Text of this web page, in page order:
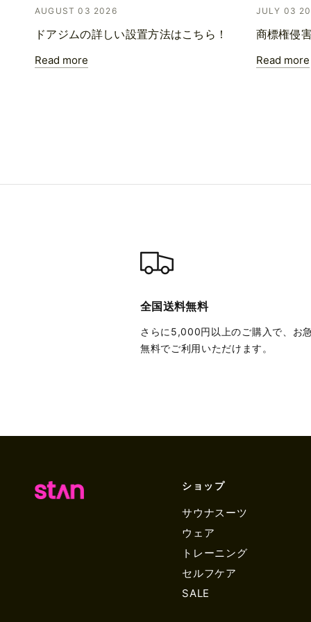
AUGUST 03 2026
ドアジムの詳しい設置方法はこちら！
Read more
JULY 03
商標権侵
Read more
全国送料無料
さらに5,000円以上のご購入で、お
無料でご利用いただけます。
ショップ
サウナスーツ
ウェア
トレーニング
セルフケア
SALE